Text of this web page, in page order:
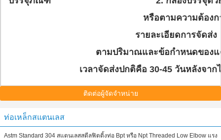
หรือตามความต้องก
รายละเอียดการจัดส่ง
ตามปริมาณและข้อกำหนดของแ
เวลาจัดส่งปกติคือ 30-45 วันหลังจาก
ติดต่อผู้จัดจำหน่าย
ท่อเหล็กสแตนเลส
Astm Standard 304 สแตนเลสสตีลฟิตติ้งท่อ Bpt หรือ Npt Threaded Low Elbow แรง